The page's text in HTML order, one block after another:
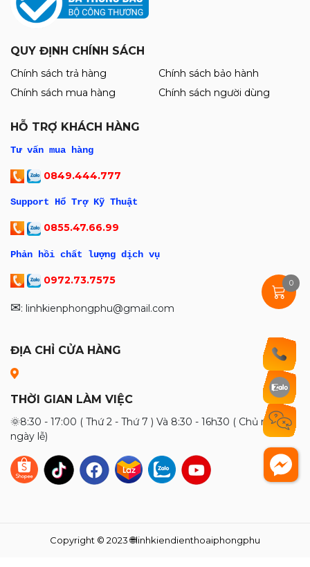
QUY ĐỊNH CHÍNH SÁCH
Chính sách trả hàng
Chính sách bảo hành
Chính sách mua hàng
Chính sách người dùng
HỖ TRỢ KHÁCH HÀNG
Tư vấn mua hàng
0849.444.777
Support Hổ Trợ Kỹ Thuật
0855.47.66.99
Phản hồi chất lượng dịch vụ
0972.73.7575
✉: linhkienphongphu@gmail.com
ĐỊA CHỈ CỬA HÀNG
THỜI GIAN LÀM VIỆC
🌞8:30 - 17:00 ( Thứ 2 - Thứ 7 ) Và 8:30 - 16h30 ( Chủ nhật và
ngày lễ)
Copyright © 2023 🌐linhkiendienthoaiphongphu
0